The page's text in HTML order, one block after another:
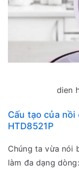
dien
Cấu tạo của
HTD8521P
Chúng ta vừa nói
làm đa dạng